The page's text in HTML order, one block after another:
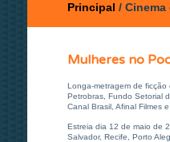
Principal / Cinema
Mulheres no
Longa-metragem de ficção
Petrobras, Fundo Setorial
Canal Brasil, Afinal Filmes
Estreia dia 12 de maio de
Salvador, Recife, Porto